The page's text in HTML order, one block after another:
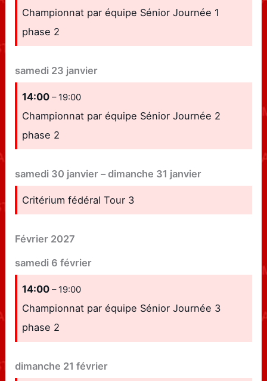
Championnat par équipe Sénior Journée 1
phase 2
samedi 23 janvier
14:00– 19:00
Championnat par équipe Sénior Journée 2
phase 2
samedi 30 janvier –dimanche 31 janvier
Critérium fédéral Tour 3
Février 2027
samedi 6 février
14:00– 19:00
Championnat par équipe Sénior Journée 3
phase 2
dimanche 21 février